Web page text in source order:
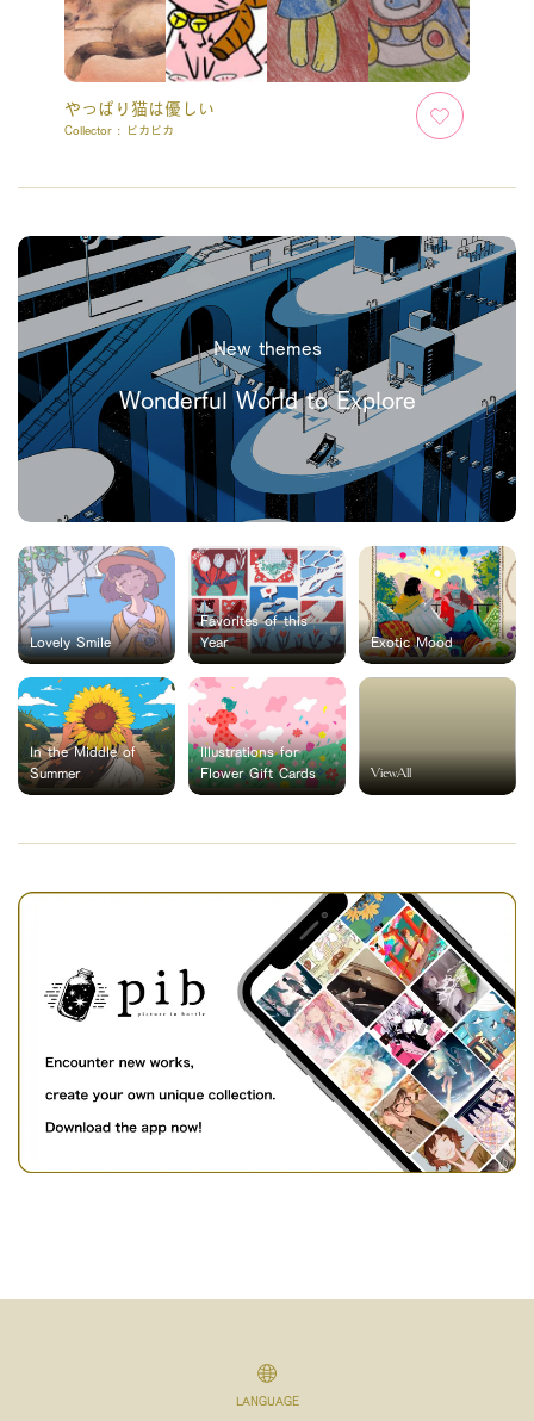
やっぱり猫は優しい
Collector : ピカピカ
New themes
Wonderful World to Explore
Lovely Smile
Favorites of this
Year
Exotic Mood
In the Middle of
Summer
Illustrations for
Flower Gift Cards
ViewAll
LANGUAGE